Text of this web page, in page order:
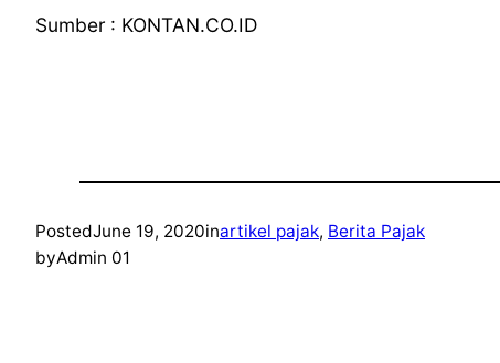
Sumber : KONTAN.CO.ID
PostedJune 19, 2020inartikel pajak, Berita Pajak
byAdmin 01